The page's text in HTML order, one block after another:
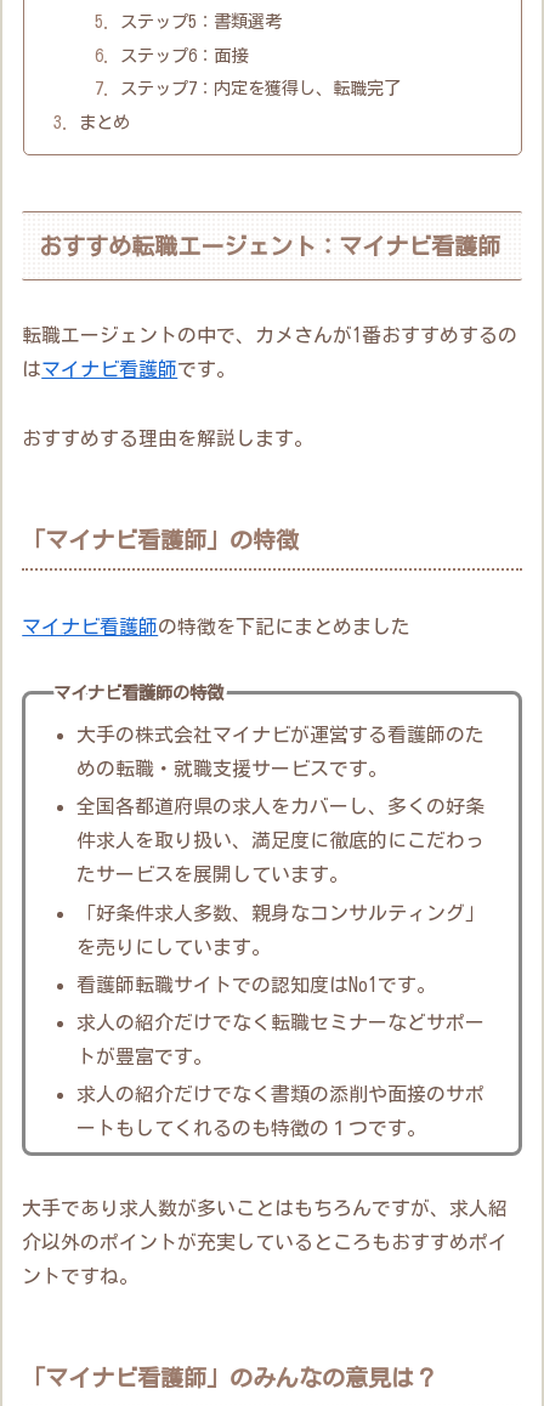
ステップ5：書類選考
ステップ6：面接
ステップ7：内定を獲得し、転職完了
まとめ
おすすめ転職エージェント：マイナビ看護師
転職エージェントの中で、カメさんが1番おすすめするの
はマイナビ看護師です。
おすすめする理由を解説します。
「マイナビ看護師」の特徴
マイナビ看護師の特徴を下記にまとめました
マイナビ看護師の特徴
大手の株式会社マイナビが運営する看護師のた
めの転職・就職支援サービスです。
全国各都道府県の求人をカバーし、多くの好条
件求人を取り扱い、満足度に徹底的にこだわっ
たサービスを展開しています。
「好条件求人多数、親身なコンサルティング」
を売りにしています。
看護師転職サイトでの認知度はNo1です。
求人の紹介だけでなく転職セミナーなどサポー
トが豊富です。
求人の紹介だけでなく書類の添削や面接のサポ
ートもしてくれるのも特徴の１つです。
大手であり求人数が多いことはもちろんですが、求人紹
介以外のポイントが充実しているところもおすすめポイ
ントですね。
「マイナビ看護師」のみんなの意見は？